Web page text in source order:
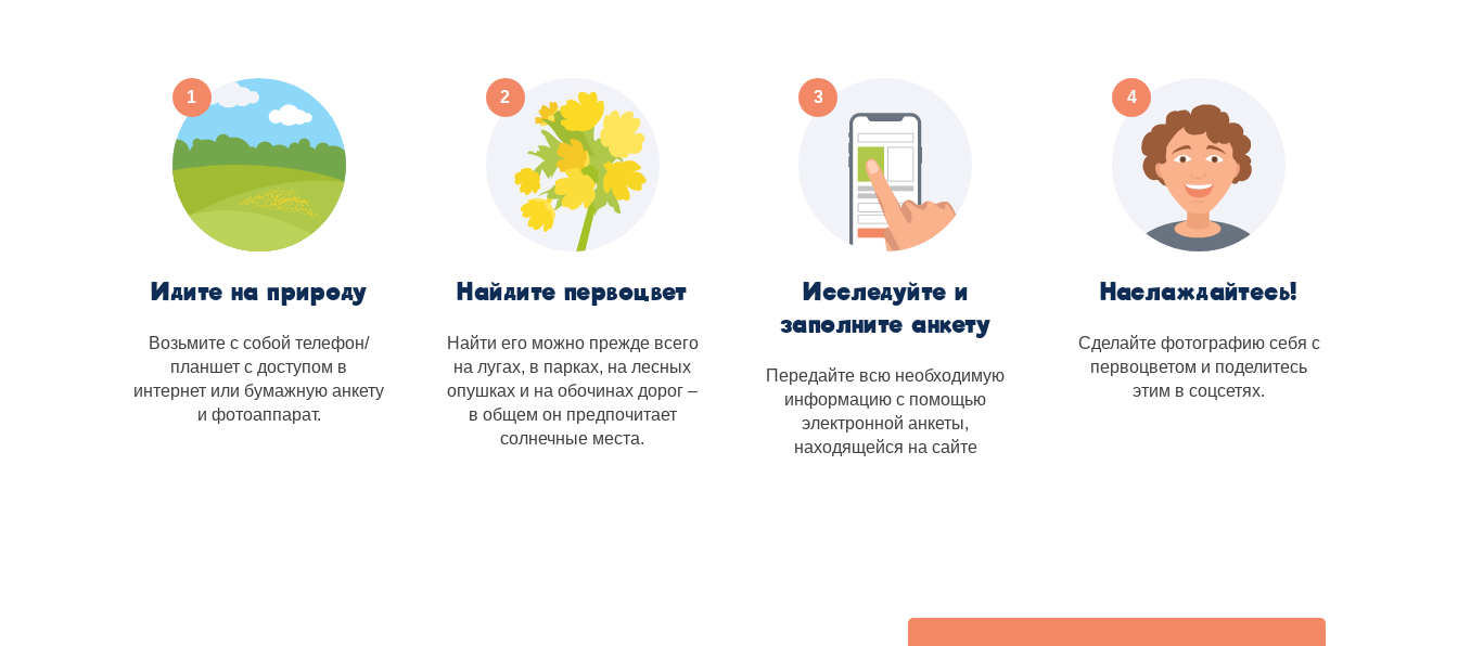
Идите на природу
Возьмите с собой телефон/
планшет с доступом в
интернет или бумажную анкету
и фотоаппарат.
Найдите первоцвет
Найти его можно прежде всего
на лугах, в парках, на лесных
опушках и на обочинах дорог –
в общем он предпочитает
солнечные места.
Исследуйте и
заполните анкету
Передайте всю необходимую
информацию с помощью
электронной анкеты,
находящейся на сайте
Наслаждайтесь!
Сделайте фотографию себя с
первоцветом и поделитесь
этим в соцсетях.